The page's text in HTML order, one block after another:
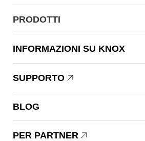
PRODOTTI
INFORMAZIONI SU KNOX
SUPPORTO
BLOG
PER PARTNER